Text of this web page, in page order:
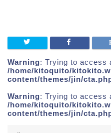
Warning: Trying to access
/home/kitoquito/
content/themes/jin/
Warning: Trying to access
/home/kitoquito/
content/themes/jin/